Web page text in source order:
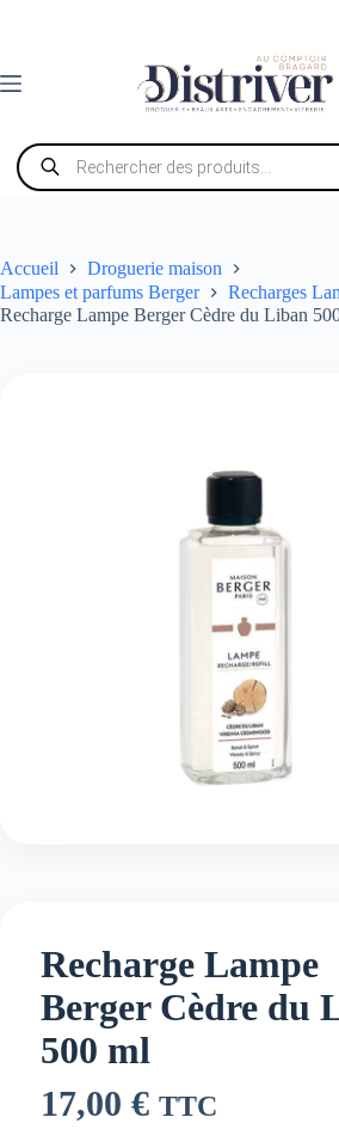
Recherche
de
produits
Accueil
Droguerie maison
Lampes et parfums Berger
Recharges
Recharge Lampe Berger Cèdre du Liban
Recharge Lampe
Berger Cèdre du
500 ml
17,00 € TTC